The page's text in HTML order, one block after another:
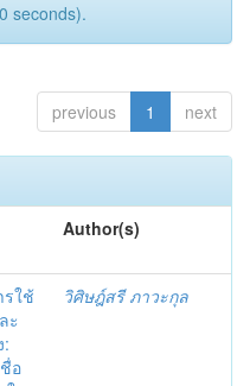
seconds).
previous 1 next
Author(s)
ใช้
ะ
อ
วิศิษฎ์สรี ภาวะกุล